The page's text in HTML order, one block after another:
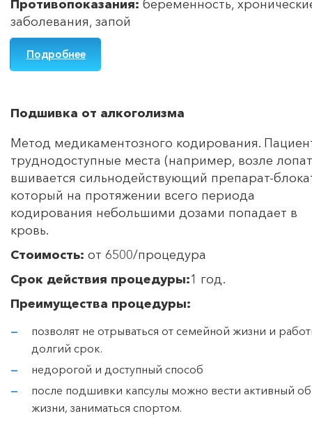
Противопоказания: беременность,
заболевания, запой
Подробнее
Подшивка от алкоголизма
Метод медикаментозного кодирования.
труднодоступные места (например, возле
вшивается сильнодействующий препарат-
который на протяжении всего периода
кодирования небольшими дозами попадает в
кровь.
Стоимость: от 6500/процедура
Срок действия процедуры:1 год.
Преимущества процедуры:
позволят не отрываться от семейной жизни и
долгий срок.
недорогой и доступный способ
после подшивки капсулы можно вести активный
жизни, заниматься спортом.